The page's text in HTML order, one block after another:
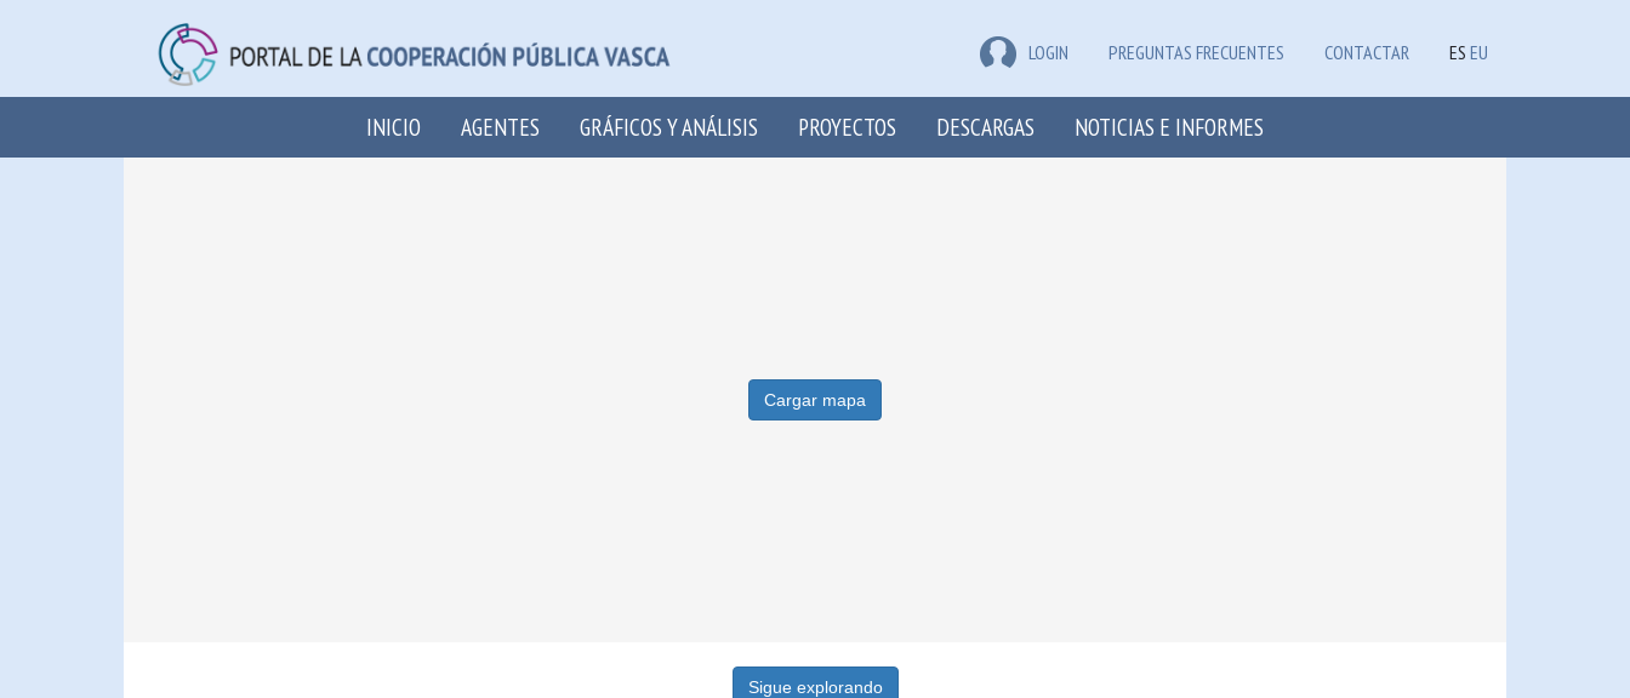
LOGIN PREGUNTAS FRECUENTES CONTACTAR ES EU
INICIO AGENTES GRÁFICOS Y ANÁLISIS PROYECTOS DESCARGAS NOTICIAS E INFORMES
Cargar mapa
Sigue explorando